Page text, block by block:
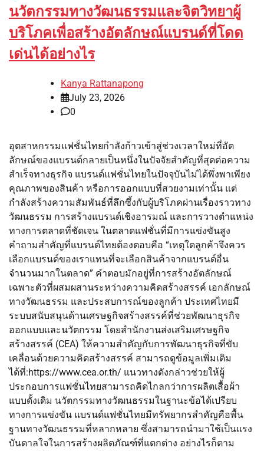
นวัตกรรมทางวัฒนธรรมและจิตวิทยาผู้
บริโภคเพื่อสร้างอัตลักษณ์แบรนด์ที่โดด
เด่นได้อย่างไร
Kanya Rattanapong
July 23, 2026
0
อุตสาหกรรมแฟชั่นไทยกำลังก้าวเข้าสู่ช่วงเวลาใหม่ที่อัต
ลักษณ์ของแบรนด์กลายเป็นหนึ่งในปัจจัยสำคัญที่สุดต่อความ
สำเร็จทางธุรกิจ แบรนด์แฟชั่นไทยในปัจจุบันไม่ได้พึ่งพาเพียง
คุณภาพของสินค้า หรือการออกแบบที่สวยงามเท่านั้น แต่
กำลังสร้างความสัมพันธ์ที่ลึกซึ้งกับผู้บริโภคผ่านเรื่องราวทาง
วัฒนธรรม การสร้างแบรนด์เชิงอารมณ์ และการวางตำแหน่ง
ทางการตลาดที่ชัดเจน ในตลาดแฟชั่นที่มีการแข่งขันสูง
คำถามสำคัญที่แบรนด์ไทยต้องตอบคือ “เหตุใดลูกค้าจึงควร
เลือกแบรนด์ของเราแทนที่จะเลือกสินค้าจากแบรนด์อื่น
จำนวนมากในตลาด” คำตอบมักอยู่ที่การสร้างอัตลักษณ์
เฉพาะตัวที่ผสมผสานระหว่างความคิดสร้างสรรค์ เอกลักษณ์
ทางวัฒนธรรม และประสบการณ์ของลูกค้า ประเทศไทยมี
ระบบสนับสนุนด้านเศรษฐกิจสร้างสรรค์ที่ช่วยพัฒนาธุรกิจ
ออกแบบและนวัตกรรม โดยสำนักงานส่งเสริมเศรษฐกิจ
สร้างสรรค์ (CEA) ให้ความสำคัญกับการพัฒนาธุรกิจที่ขับ
เคลื่อนด้วยความคิดสร้างสรรค์ สามารถดูข้อมูลเพิ่มเติม
ได้ที่:https://www.cea.or.th/ แนวทางดังกล่าวช่วยให้ผู้
ประกอบการแฟชั่นไทยสามารถคิดไกลกว่าการผลิตเสื้อผ้า
แบบดั้งเดิม นวัตกรรมทางวัฒนธรรมในฐานะข้อได้เปรียบ
ทางการแข่งขัน แบรนด์แฟชั่นไทยมีทรัพยากรสำคัญคือพื้น
ฐานทางวัฒนธรรมที่หลากหลาย ซึ่งสามารถนำมาใช้เป็นแรง
บันดาลใจในการสร้างผลิตภัณฑ์ที่แตกต่าง อย่างไรก็ตาม